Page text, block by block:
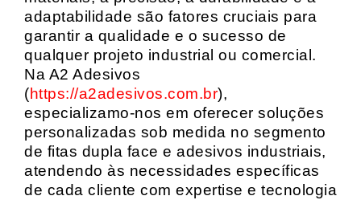
adaptabilidade são fatores cruciais para
garantir a qualidade e o sucesso de
qualquer projeto industrial ou comercial.
Na A2 Adesivos
(https://a2adesivos.com.br),
especializamo-nos em oferecer soluções
personalizadas sob medida no segmento
de fitas dupla face e adesivos industriais,
atendendo às necessidades específicas
de cada cliente com expertise e tecnologia